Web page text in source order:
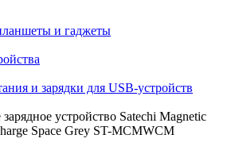
и гаджеты
и зарядки для USB-устройств
устройство Satechi Magnetic
Space Grey ST-MCMWCM